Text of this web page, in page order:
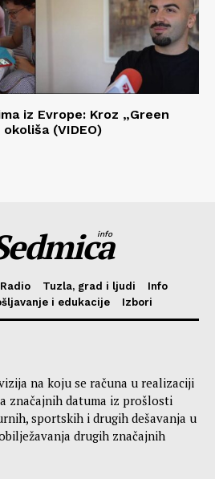
iz Evrope: Kroz „Green
(VIDEO)
info
Radio Tuzla, grad i ljudi
Info
i edukacije Izbori
na koju se računa u realizaciji
značajnih datuma iz prošlosti
sportskih i drugih dešavanja u
drugih značajnih